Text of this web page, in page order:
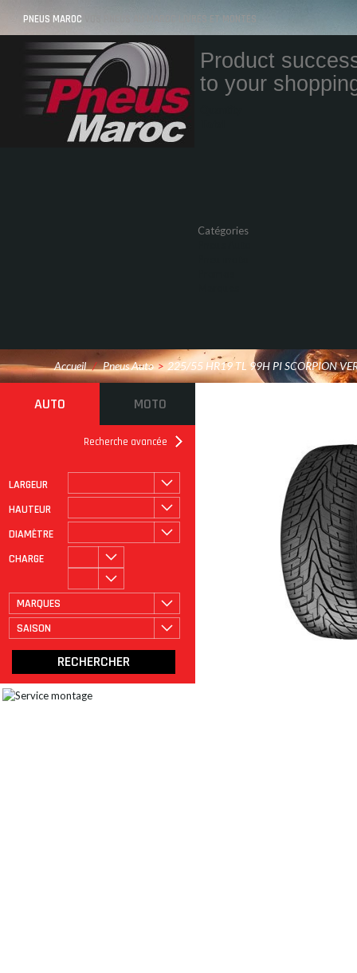
PNEUS MAROC VOS PNEUS AU MAROC LIVRÉS ET MONTÉS
Product
to your
Catégories
Accueil / Pneus Auto > 225/55 HR19 TL 99H PI SCORPION
AUTO MOTO
Recherche avancée
LARGEUR
HAUTEUR
DIAMÈTRE
CHARGE
MARQUES
SAISON
ROULAGE À PLAT